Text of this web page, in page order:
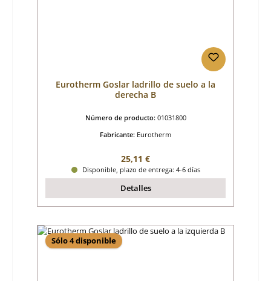
Eurotherm Goslar ladrillo de suelo a la
derecha B
Número de producto: 01031800
Fabricante: Eurotherm
Precio normal:
25,11 €
Disponible, plazo de entrega: 4-6 días
Detalles
Sólo 4 disponible